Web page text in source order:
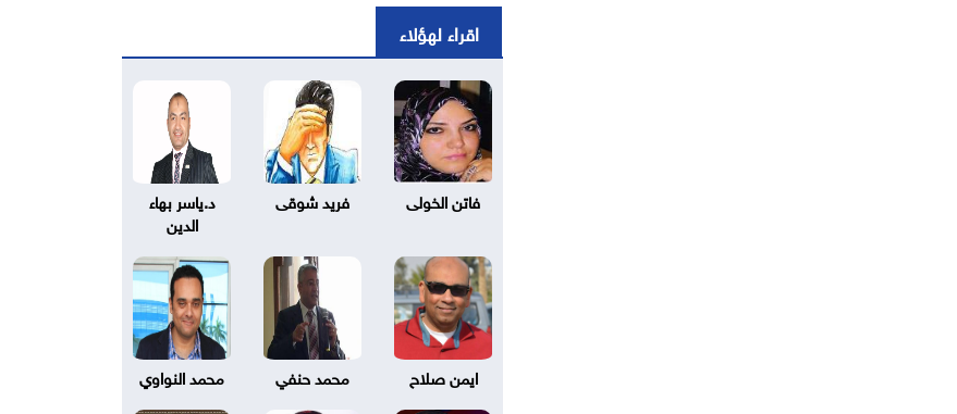
اقراء لهؤلاء
فاتن الخولى فريد شوقى
د.ياسر بهاء
الدين
ايمن صلاح محمد حنفي محمد النواوي